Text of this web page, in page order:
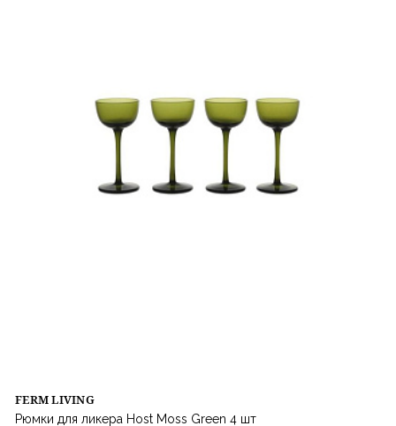
FERM LIVING
Рюмки для ликера Host Moss Green 4 шт